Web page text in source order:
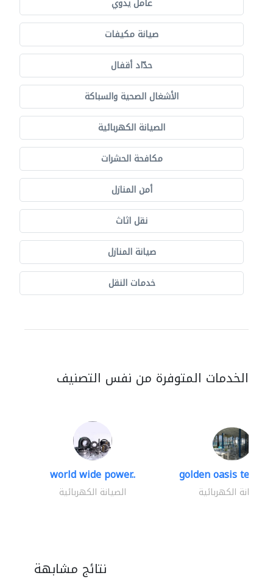
عامل يدوي
صيانة مكيفات
حدّاد أقفال
الأشغال الصحية والسباكة
الصيانة الكهربائية
مكافحة الحشرات
أمن المنازل
نقل اثاث
صيانة المنازل
خدمات النقل
الخدمات المتوفرة من نفس التصنيف
world wide power..
الصيانة الكهربائية
golden oasis
الصيانة الكهربائية
نتائج مشابهة